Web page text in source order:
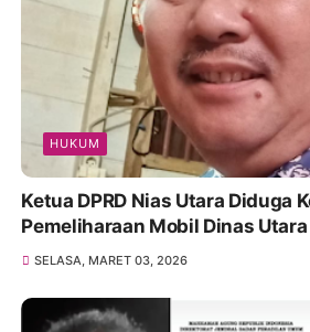
HUKUM
Ketua DPRD Nias Utara Diduga
Pemeliharaan
SELASA, MARET 03, 2026